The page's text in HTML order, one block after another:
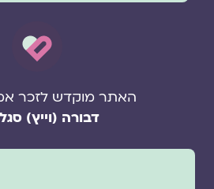
האתר מוקדש לזכר
דבורה (וייץ)